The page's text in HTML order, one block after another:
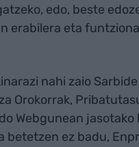
edo, beste
erabilera eta
nahi zaio
Orokorrak,
Webgunean jasotako
betetzen ez badu,